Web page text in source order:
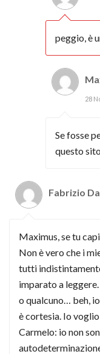
peggio, è
28
Se fosse
questo
Fabrizio
Maximus, se tu
Non è vero che i
tutti
imparato a
o qualcuno… beh,
è cortesia. Io
Carmelo: io non